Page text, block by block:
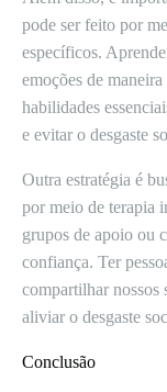
pode ser feito por
específicos.
emoções de
habilidades
e evitar o desgaste
Outra estratégia é
por meio de terapia
grupos de apoio ou
confiança. Ter
compartilhar nossos
aliviar o desgaste
Conclusão